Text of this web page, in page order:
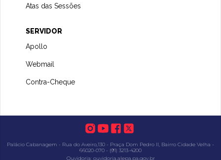
Atas das Sessões
SERVIDOR
Apollo
Webmail
Contra-Cheque
Palácio Cabanagem - Rua do Aveiro,130 - Praça Dom Pedro II, Bairro Cidade Velha -
66020-070 - (91) 3213-4200
Ouvidoria: ouvidoria.alepa.pa.gov.br